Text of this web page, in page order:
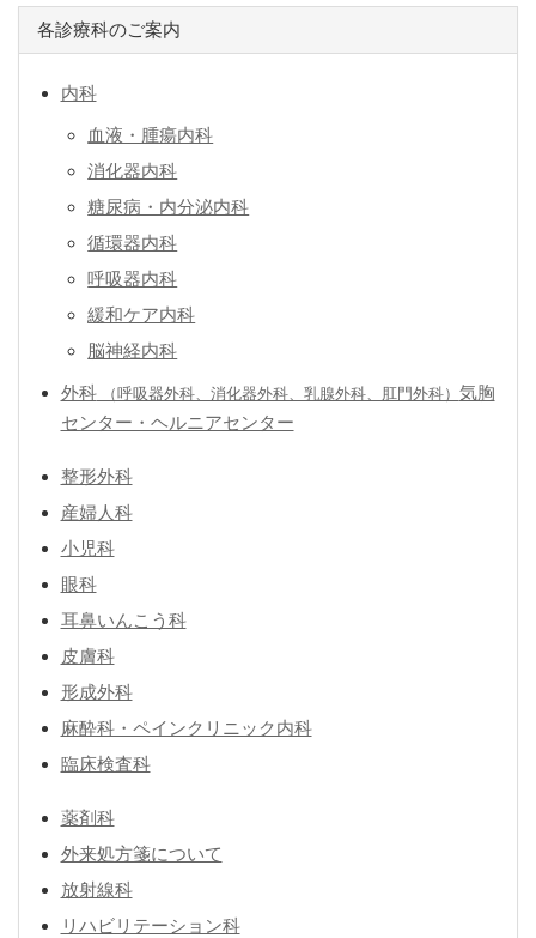
各診療科のご案内
内科
血液・腫瘍内科
消化器内科
糖尿病・内分泌内科
循環器内科
呼吸器内科
緩和ケア内科
脳神経内科
外科（呼吸器外科、消化器外科、乳腺外科、肛門外科） 気胸
センター・ヘルニアセンター
整形外科
産婦人科
小児科
眼科
耳鼻いんこう科
皮膚科
形成外科
麻酔科・ペインクリニック内科
臨床検査科
薬剤科
外来処方箋について
放射線科
リハビリテーション科